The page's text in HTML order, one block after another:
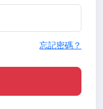
忘記密碼？